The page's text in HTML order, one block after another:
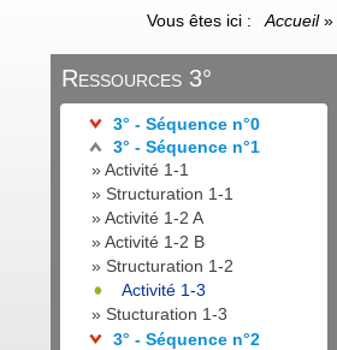
Vous êtes ici : Accueil»
Ressources 3°
3° - Séquence n°0
3° - Séquence n°1
»Activité 1-1
» Structuration 1-1
»Activité 1-2 A
»Activité 1-2 B
» Structuration 1-2
Activité 1-3
» Stucturation 1-3
3° - Séquence n°2